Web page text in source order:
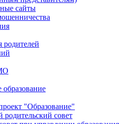
сайты
"Образование"
совет